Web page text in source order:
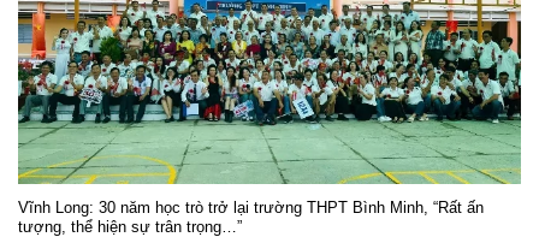
Vĩnh Long: 30 năm học trò trở lại trường THPT Bình Minh, “Rất ấn
tượng, thể hiện sự trân trọng…”